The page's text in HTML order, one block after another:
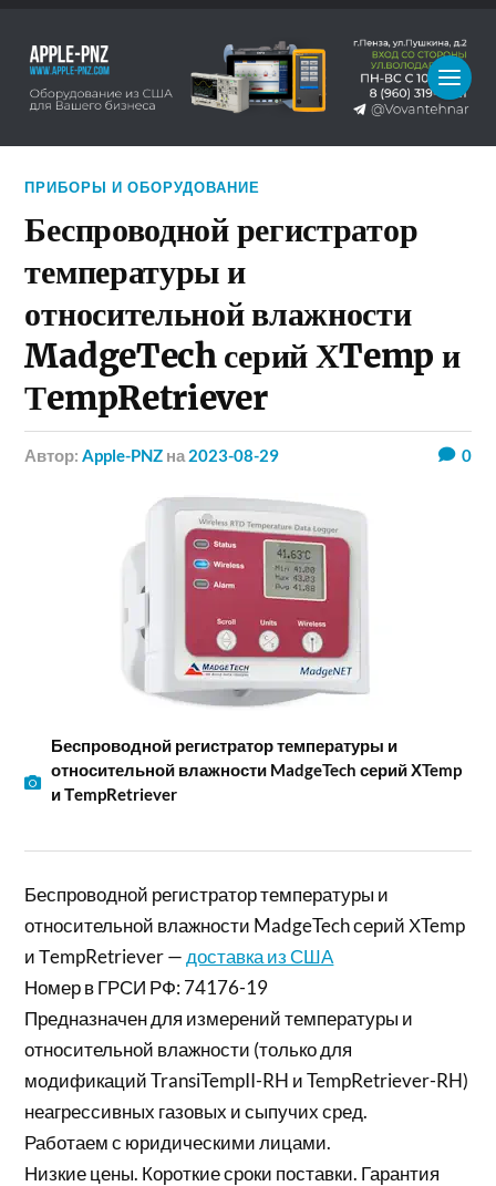
ПРИБОРЫ И ОБОРУДОВАНИЕ
Беспроводной регистратор
температуры и
относительной влажности
MadgeTech серий ХTemp и
ТempRetriever
Автор:Apple-PNZ на 2023-08-29 0
Беспроводной регистратор температуры и
относительной влажности MadgeTech серий ХTemp
и ТempRetriever
Беспроводной регистратор температуры и
относительной влажности MadgeTech серий ХTemp
и ТempRetriever — доставка из США
Номер в ГРСИ РФ: 74176-19
Предназначен для измерений температуры и
относительной влажности (только для
модификаций TransiTempII-RH и TempRetriever-RH)
неагрессивных газовых и сыпучих сред.
Работаем с юридическими лицами.
Низкие цены. Короткие сроки поставки. Гарантия